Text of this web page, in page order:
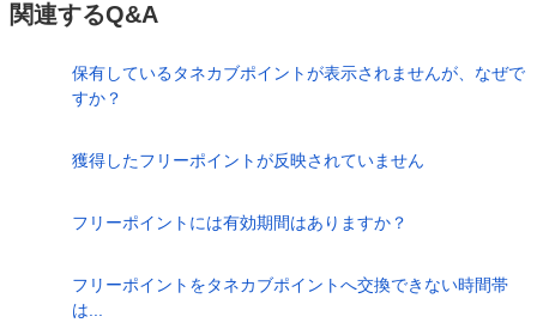
関連するQ&A
保有しているタネカブポイントが表示されませんが、なぜで
すか？
獲得したフリーポイントが反映されていません
フリーポイントには有効期間はありますか？
フリーポイントをタネカブポイントへ交換できない時間帯
は...